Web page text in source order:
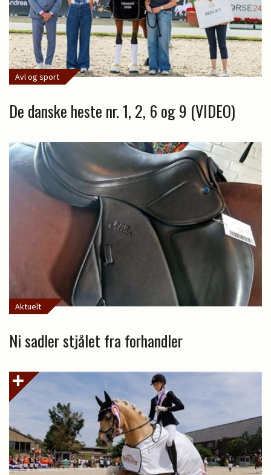
Avl og sport
De danske heste nr. 1, 2, 6 og 9 (VIDEO)
Aktuelt
Ni sadler stjålet fra forhandler